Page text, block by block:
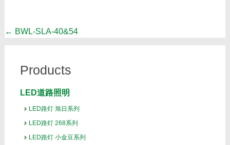
Post
← BWL-SLA-40&54
Products
LED道路照明
LED路灯 旭日系列
LED路灯 268系列
LED路灯 小金豆系列